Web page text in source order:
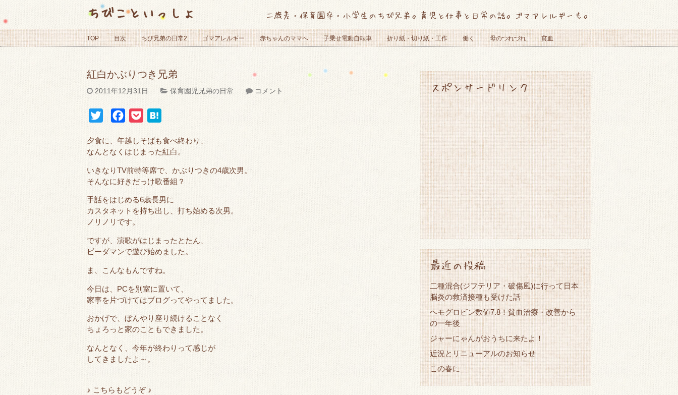
ちびこといっしょ 二歳差・保育園卒・小学生のちび兄弟。育児と仕事と日常の話。ゴマアレルギーも。
TOP 目次 ちび兄弟の日常2 ゴマアレルギー 赤ちゃんのママへ 子乗せ電動自転車 折り紙・切り紙・工作 働く 母のつれづれ 貧血
紅白かぶりつき兄弟
2011年12月31日 保育園児兄弟の日常 コメント
i
t
t
e
r
c
e
b
o
o
k
c
k
e
t
e
n
a
夕食に、年越しそばも食べ終わり、
なんとなくはじまった紅白。
いきなりTV前特等席で、かぶりつきの4歳次男。
そんなに好きだっけ歌番組？
手話をはじめる6歳長男に
カスタネットを持ち出し、打ち始める次男。
ノリノリです。
ですが、演歌がはじまったとたん、
ビーダマンで遊び始めました。
ま、こんなもんですね。
今日は、PCを別室に置いて、
家事を片づけてはブログってやってました。
おかげで、ぼんやり座り続けることなく
ちょろっと家のこともできました。
なんとなく、今年が終わりって感じが
してきましたよ～。
♪ こちらもどうぞ ♪
スポンサードリンク
最近の投稿
二種混合(ジフテリア・破傷風)に行って日本
脳炎の救済接種も受けた話
ヘモグロビン数値7.8！貧血治療・改善から
の一年後
ジャーにゃんがおうちに来たよ！
近況とリニューアルのお知らせ
この春に